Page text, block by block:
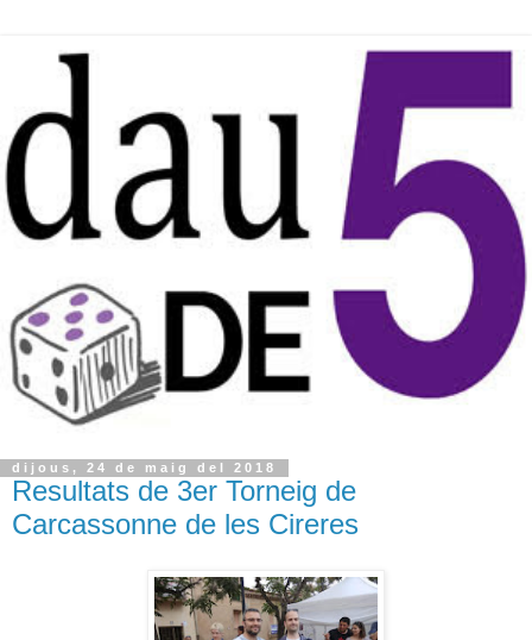
dijous, 24 de maig del 2018
Resultats de 3er Torneig de
Carcassonne de les Cireres